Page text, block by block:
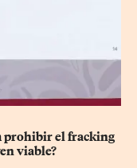
prohibir el fracking
viable?